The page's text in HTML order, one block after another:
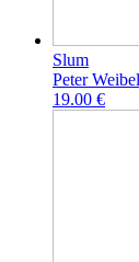
Slum
Peter
19.00 €